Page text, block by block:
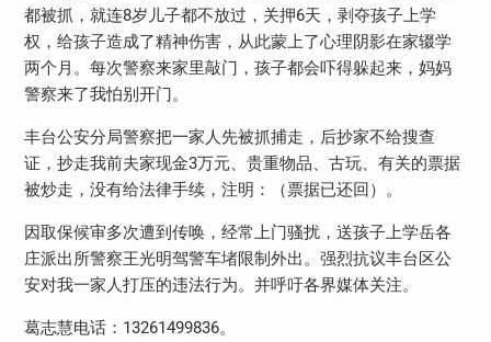
都被抓，就连8岁儿子都不放过，关押6天，剥夺孩子上学
权，给孩子造成了精神伤害，从此蒙上了心理阴影在家辍学
两个月。每次警察来家里敲门，孩子都会吓得躲起来，妈妈
警察来了我怕别开门。
丰台公安分局警察把一家人先被抓捕走，后抄家不给搜查
证，抄走我前夫家现金3万元、贵重物品、古玩、有关的票据
被炒走，没有给法律手续，注明：（票据已还回）。
因取保候审多次遭到传唤，经常上门骚扰，送孩子上学岳各
庄派出所警察王光明驾警车堵限制外出。强烈抗议丰台区公
安对我一家人打压的违法行为。并呼吁各界媒体关注。
葛志慧电话：13261499836。